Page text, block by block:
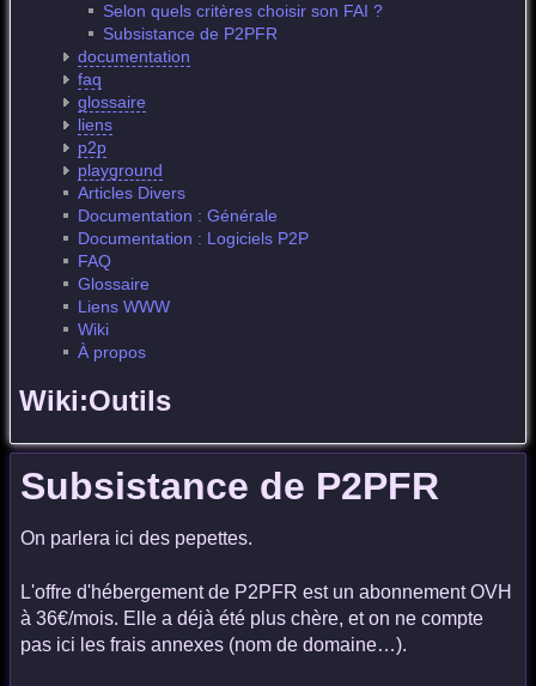
Selon quels critères choisir son FAI ?
Subsistance de P2PFR
documentation
faq
glossaire
liens
p2p
playground
Articles Divers
Documentation : Générale
Documentation : Logiciels P2P
FAQ
Glossaire
Liens WWW
Wiki
À propos
Wiki:Outils
Subsistance de P2PFR
On parlera ici des pepettes.
L'offre d'hébergement de P2PFR est un abonnement OVH
à 36€/mois. Elle a déjà été plus chère, et on ne compte
pas ici les frais annexes (nom de domaine…).